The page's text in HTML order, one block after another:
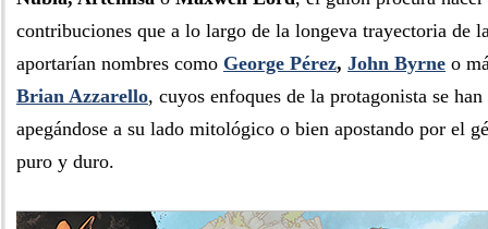
contribuciones que a lo largo de la longeva trayectoria de
aportarían nombres como George Pérez, John Byrne o
Brian Azzarello, cuyos enfoques de la protagonista se
apegándose a su lado mitológico o bien apostando por el
puro y duro.